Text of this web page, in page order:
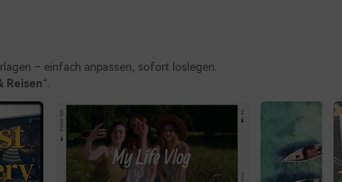
– einfach anpassen, sofort loslegen.
Reisen“.